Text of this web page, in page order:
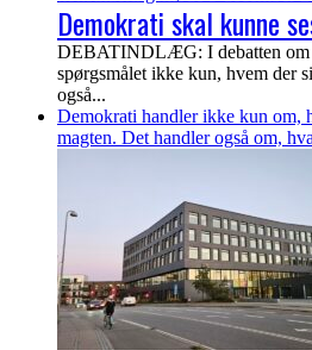
Demokrati skal kunne
DEBATINDLÆG: I debatten om
spørgsmålet ikke kun, hvem der
også...
Demokrati handler ikke kun om,
magten. Det handler også om,